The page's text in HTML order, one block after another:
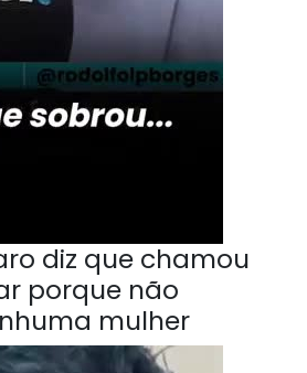
diz que chamou
porque não
mulher